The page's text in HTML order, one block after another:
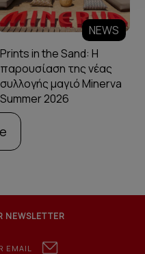
NEWS
Prints in the Sand: Η
παρουσίαση της νέας
συλλογής μαγιό Minerva
Summer 2026
NEWSLETTER